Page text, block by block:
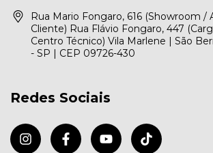
Rua Mario Fongaro, 616 (Showroom
Cliente) Rua Flávio Fongaro, 447
Centro Técnico) Vila Marlene | São
- SP | CEP 09726-430
Redes Sociais